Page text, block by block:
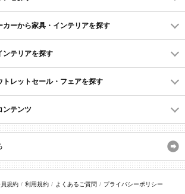
カーから家具・インテリアを探す
ンテリアを探す
レットセール・フェアを探す
ンテンツ
規約 利用規約 よくあるご質問 プライバシーポリシー